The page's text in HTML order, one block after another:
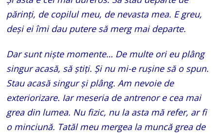
părinți, de copilul meu, de nevasta mea. E greu,
deși ei îmi dau putere să merg mai departe.
Dar sunt niște momente… De multe ori eu plâng
singur acasă, să știți. Și nu mi-e rușine să o spun.
Stau acasă singur și plâng. Am nevoie de
exteriorizare. Iar meseria de antrenor e cea mai
grea din lumea. Nu fizic, nu la asta mă refer, ar fi
o minciună. Tatăl meu mergea la muncă grea de